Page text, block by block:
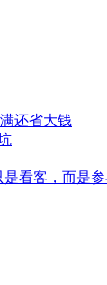
还省大钱
是看客，而是